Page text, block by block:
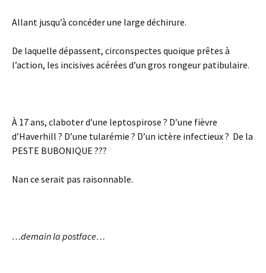
Allant jusqu’à concéder une large déchirure.
De laquelle dépassent, circonspectes quoique prêtes à
l’action, les incisives acérées d’un gros rongeur patibulaire.
À 17 ans, claboter d’une leptospirose ? D’une fièvre
d’Haverhill ? D’une tularémie ? D’un ictère infectieux ? De la
PESTE BUBONIQUE ???
Nan ce serait pas raisonnable.
…demain la postface…